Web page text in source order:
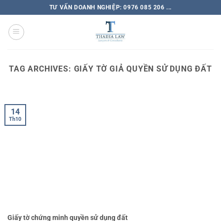
TƯ VẤN DOANH NGHIỆP: 0976 085 206 ...
TAG ARCHIVES: GIẤY TỜ GIẢ QUYỀN SỬ DỤNG ĐẤT
Giấy tờ chứng minh quyền sử dụng đất
14
Th10